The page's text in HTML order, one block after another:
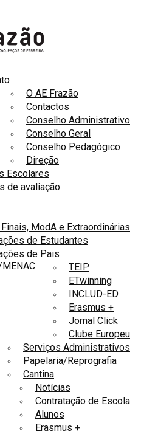
O AE Frazão
Contactos
Conselho Administrativo
Conselho Geral
Conselho Pedagógico
Direção
Escolares
de avaliação
ModA e Extraordinárias
de Estudantes
de Pais
TEIP
ETwinning
INCLUD-ED
Erasmus +
Jornal Click
Clube Europeu
Serviços Administrativos
Papelaria/Reprografia
Cantina
Notícias
Contratação de Escola
Alunos
Erasmus +